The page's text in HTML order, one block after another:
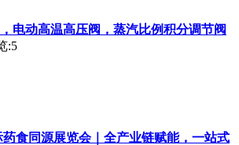
电动高温高压阀，蒸汽比例积分调节阀
:5
药食同源展览会｜全产业链赋能，一站式